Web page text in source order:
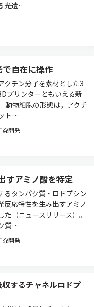
光遺…
自在に操作
クチン分子を素材とした3
プリンターともいえる新
動物細胞の形態は，アクチ
ト…
究開発
すアミノ酸を特定
るタンパク質・ロドプシン
反応特性を生み出すアミノ
（ニュースリリース）。
質…
究開発
するチャネルロドプ